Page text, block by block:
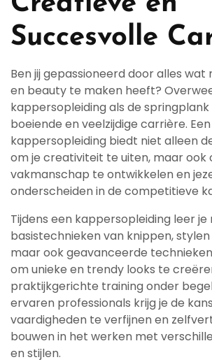
Succesvolle
Ben jij gepassioneerd door alles
en beauty te maken heeft?
kappersopleiding als de
boeiende en veelzijdige carrière. Een
kappersopleiding biedt niet alleen
om je creativiteit te uiten, maar ook
vakmanschap te ontwikkelen en
onderscheiden in de competitieve
Tijdens een kappersopleiding leer je
basistechnieken van knippen,
maar ook geavanceerde
om unieke en trendy looks te
praktijkgerichte training onder
ervaren professionals krijg je de
vaardigheden te verfijnen en
bouwen in het werken met
en stijlen.